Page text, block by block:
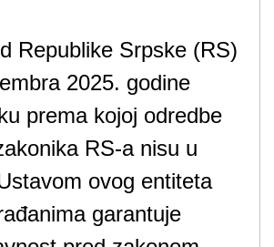
Republike Srpske (RS)
2025. godine
prema kojoj odredbe
RS-a nisu u
ovog entiteta
garantuje